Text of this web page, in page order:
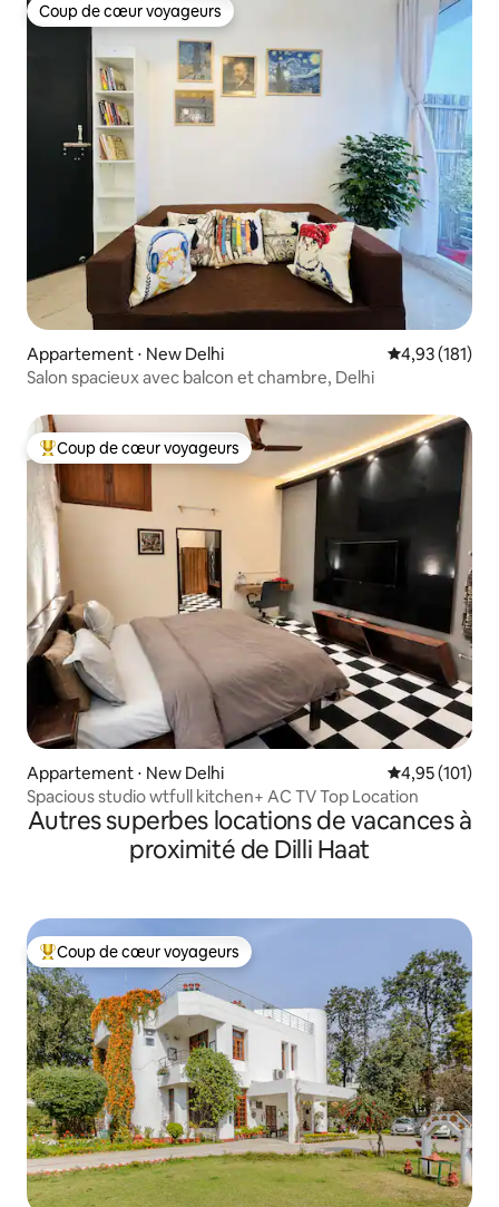
Coup de cœur voyageurs
Coup de cœur voyageurs
Appartement ⋅ New Delhi Évaluation
4,93 (181)
Salon spacieux avec balcon et chambre, Delhi
Coups de cœur voyageurs les plus appréciés
Coup de cœur voyageurs
Appartement ⋅ New Delhi Évaluation
4,95 (101)
Spacious studio wtfull kitchen+ AC TV Top Location
Autres superbes locations de vacances à
proximité de Dilli Haat
Coups de cœur voyageurs les plus appréciés
Coup de cœur voyageurs